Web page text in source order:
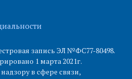
запись ЭЛ №ФС77-80498.
1 марта 2021г.
в сфере связи,